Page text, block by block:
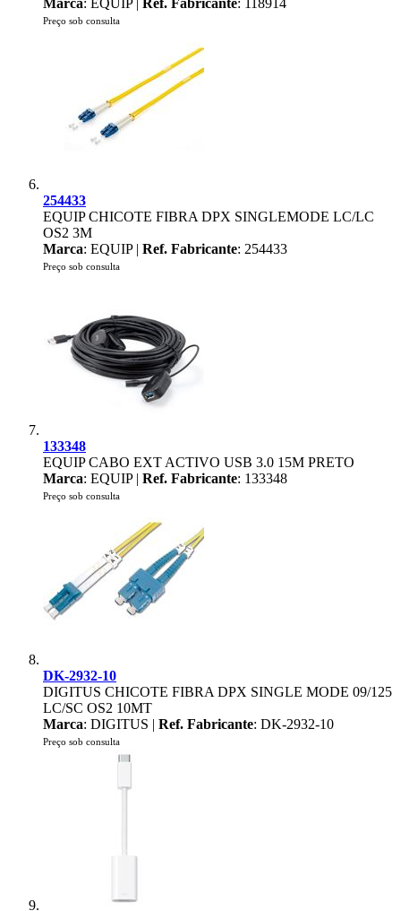
Marca: EQUIP | Ref. Fabricante: 118914
Preço sob consulta
254433
EQUIP CHICOTE FIBRA DPX SINGLEMODE LC/LC
OS2 3M
Marca: EQUIP | Ref. Fabricante: 254433
Preço sob consulta
133348
EQUIP CABO EXT ACTIVO USB 3.0 15M PRETO
Marca: EQUIP | Ref. Fabricante: 133348
Preço sob consulta
DK-2932-10
DIGITUS CHICOTE FIBRA DPX SINGLE MODE 09/125
LC/SC OS2 10MT
Marca: DIGITUS | Ref. Fabricante: DK-2932-10
Preço sob consulta